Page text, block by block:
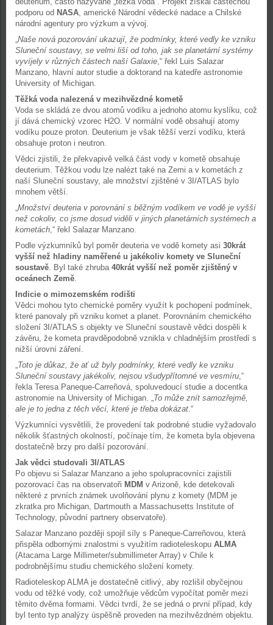
podporu od NASA , americké Národní vědecké nadace a Chilské
národní agentury pro výzkum a vývoj.
Naše nová pozorování ukazují, že podmínky, které vedly ke vzniku
Sluneční soustavy, se velmi liší od toho, jak se planetární systémy
vyvíjely v různých částech naší Galaxie ,“ řekl Luis Salazar
Manzano, hlavní autor studie a doktorand na katedře astronomie
University of Michigan.
Těžká voda nalezená v mezihvězdné kometě
Voda se skládá ze dvou atomů vodíku a jednoho atomu kyslíku, což
jí dává chemický vzorec H2O. V normální vodě obsahují atomy
vodíku pouze proton. Deuterium je však těžší verzí vodíku, která
obsahuje proton i neutron.
Vědci zjistili, že překvapivě velká část vody v kometě obsahuje
deuterium. Těžkou vodu lze nalézt také na Zemi a v kometách z
naší Sluneční soustavy, ale množství zjištěné v 3I/ATLAS bylo
mnohem větší.
Množství deuteria v porovnání s běžným vodíkem ve vodě je vyšší
než cokoliv, co jsme dosud viděli v jiných planetárních systémech a
kometách ,“ řekl Salazar Manzano.
Podle výzkumníků byl poměr deuteria ve vodě komety asi 30krát
vyšší než hladiny naměřené u jakékoliv komety ve Sluneční
soustavě . Byl také zhruba 40krát vyšší než poměr zjištěný v
oceánech Země
Indicie o mimozemském rodišti
Vědci mohou tyto chemické poměry využít k pochopení podmínek,
které panovaly při vzniku komet a planet. Porovnáním chemického
složení 3I/ATLAS s objekty ve Sluneční soustavě vědci dospěli k
závěru, že kometa pravděpodobně vznikla v chladnějším prostředí s
nižší úrovní záření.
Toto je důkaz, že ať už byly podmínky, které vedly ke vzniku
Sluneční soustavy jakékoliv, nejsou všudypřítomné ve vesmíru ,“
řekla Teresa Paneque-Carreñová, spoluvedoucí studie a docentka
astronomie na University of Michigan. „ To může znít samozřejmě,
ale je to jedna z těch věcí, které je třeba dokázat .“
Výzkumníci vysvětlili, že provedení tak podrobné studie vyžadovalo
několik šťastných okolností, počínaje tím, že kometa byla objevena
dostatečně brzy pro další pozorování.
Jak vědci studovali 3I/ATLAS
Po objevu si Salazar Manzano a jeho spolupracovníci zajistili
pozorovací čas na observatoři MDM v Arizoně, kde detekovali
některé z prvních známek uvolňování plynu z komety (MDM je
zkratka pro Michigan, Dartmouth a Massachusetts Institute of
Technology, původní partnery observatoře).
Salazar Manzano později spojil síly s Paneque-Carreñovou, která
přispěla odbornými znalostmi s využitím radioteleskopu ALMA
(Atacama Large Millimeter/submillimeter Array) v Chile k
podrobnějšímu studiu chemického složení komety.
Radioteleskop ALMA je dostatečně citlivý, aby rozlišil obyčejnou
vodu od těžké vody, což umožňuje vědcům vypočítat poměr mezi
těmito dvěma formami. Vědci tvrdí, že se jedná o první případ, kdy
byl tento typ analýzy úspěšně proveden na mezihvězdném objektu.